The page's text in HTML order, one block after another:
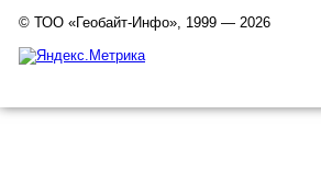
© ТОО «Геобайт-Инфо», 1999 — 2026